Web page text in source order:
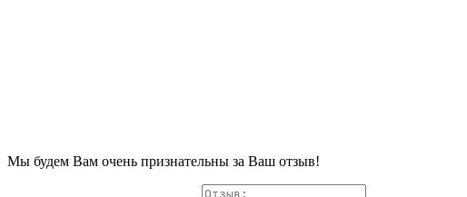
Мы будем Вам очень признательны за Ваш отзыв!